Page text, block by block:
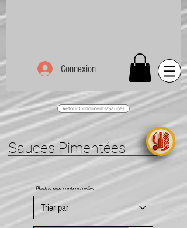
Connexion
Retour Condiments/Sauces
Sauces Pimentées
Photos non contractuelles